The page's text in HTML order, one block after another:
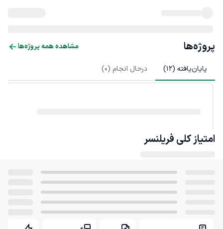
پروژه‌ها مشاهده همه پروژه‌ها
پایان‌یافته (12
) درحال انجام (0
)
امتیاز کلی فریلنسر